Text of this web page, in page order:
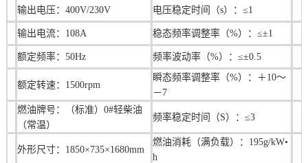
输出电压：400V/230V
电压稳定时间（s）：≤1
输出电流：108A 稳态频率调整率（%）：≤±1
额定频率：50Hz 频率波动率（%）：≤±0.5
额定转速：1500rpm
瞬态频率调整率（%）：＋10～
－7
燃油牌号：（标准）0#轻柴油
（常温）
频率稳定时间（S）：≤3
外形尺寸：1850×735×1680mm
燃油消耗（满负载）：195g/kW•
h